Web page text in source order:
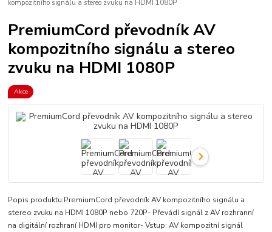
kompozitního signálu a stereo zvuku na HDMI 1080P
PremiumCord převodník AV
kompozitního signálu a stereo
zvuku na HDMI 1080P
Akce
Popis produktu:PremiumCord převodník AV kompozitního signálu a
stereo zvuku na HDMI 1080P nebo 720P- Převádí signál z AV rozhranní
na digitální rozhraní HDMI pro monitor- Vstup: AV kompozitní signál